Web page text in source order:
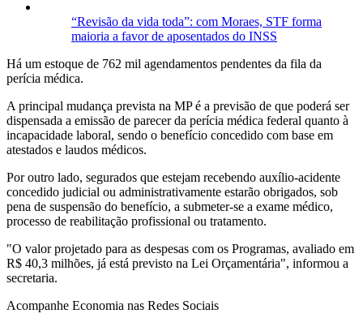
“Revisão da vida toda”: com Moraes, STF forma
maioria a favor de aposentados do INSS
Há um estoque de 762 mil agendamentos pendentes da fila da
perícia médica.
A principal mudança prevista na MP é a previsão de que poderá ser
dispensada a emissão de parecer da perícia médica federal quanto à
incapacidade laboral, sendo o benefício concedido com base em
atestados e laudos médicos.
Por outro lado, segurados que estejam recebendo auxílio-acidente
concedido judicial ou administrativamente estarão obrigados, sob
pena de suspensão do benefício, a submeter-se a exame médico,
processo de reabilitação profissional ou tratamento.
"O valor projetado para as despesas com os Programas, avaliado em
R$ 40,3 milhões, já está previsto na Lei Orçamentária", informou a
secretaria.
Acompanhe Economia nas Redes Sociais